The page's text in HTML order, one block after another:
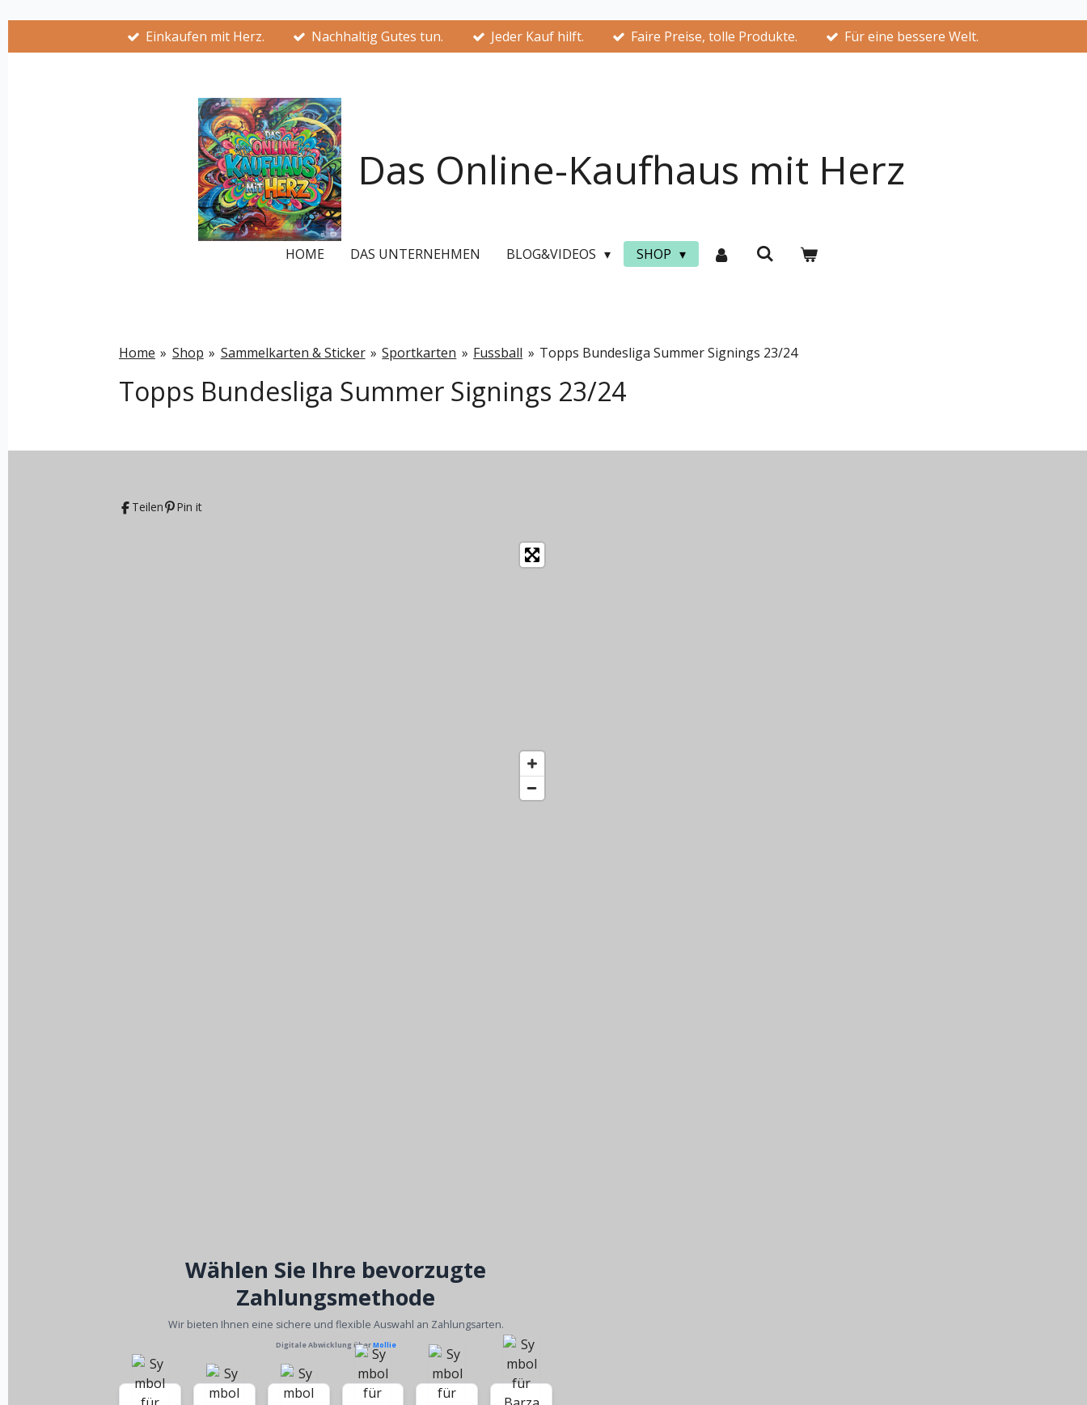
springen
Einkaufen mit Herz. Nachhaltig Gutes tun. Jeder Kauf hilft. Faire Preise, tolle Produkte. Für eine bessere Welt.
Das Online-Kaufhaus mit Herz
HOME DAS UNTERNEHMEN BLOG&VIDEOS SHOP
Home » Shop » Sammelkarten & Sticker » Sportkarten » Fussball » Topps Bundesliga Summer Signings 23/24
Topps Bundesliga Summer Signings 23/24
Teilen Pin it
Wählen Sie Ihre bevorzugte
Zahlungsmethode
Wir bieten Ihnen eine sichere und flexible Auswahl an Zahlungsarten.
Digitale Abwicklung überMollie